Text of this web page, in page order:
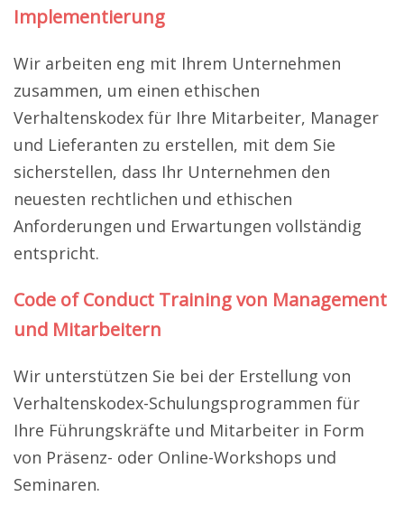
Implementierung
Wir arbeiten eng mit Ihrem Unternehmen
zusammen, um einen ethischen
Verhaltenskodex für Ihre Mitarbeiter, Manager
und Lieferanten zu erstellen, mit dem Sie
sicherstellen, dass Ihr Unternehmen den
neuesten rechtlichen und ethischen
Anforderungen und Erwartungen vollständig
entspricht.
Code of Conduct Training von Management
und Mitarbeitern
Wir unterstützen Sie bei der Erstellung von
Verhaltenskodex-Schulungsprogrammen für
Ihre Führungskräfte und Mitarbeiter in Form
von Präsenz- oder Online-Workshops und
Seminaren.